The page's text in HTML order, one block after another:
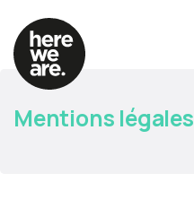
Mentions légales